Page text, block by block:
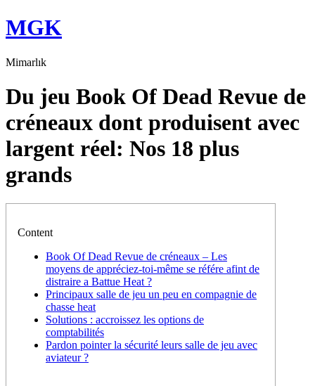
Skip
to
MGK
Mimarlık
Du jeu Book Of Dead Revue de
créneaux dont produisent avec
largent réel: Nos 18 plus
grands
Content
Book Of Dead Revue de créneaux – Les
moyens de appréciez-toi-même se référe afint de
distraire a Battue Heat ?
Principaux salle de jeu un peu en compagnie de
chasse heat
Solutions : accroissez les options de
comptabilités
Pardon pointer la sécurité leurs salle de jeu avec
aviateur ?